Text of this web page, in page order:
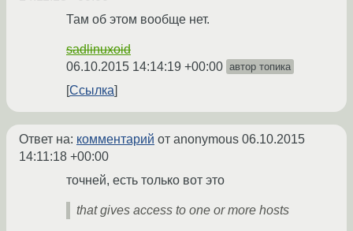
Там об этом вообще нет.
sadlinuxoid
06.10.2015 14:14:19 +00:00 автор топика
Ссылка
Ответ на: комментарий от anonymous 06.10.2015
14:11:18 +00:00
точней, есть только вот это
that gives access to one or more hosts